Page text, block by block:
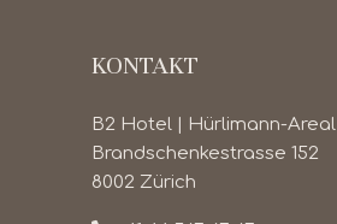
KONTAKT
B2 Hotel | Hürlimann-Areal
Brandschenkestrasse 152
8002 Zürich